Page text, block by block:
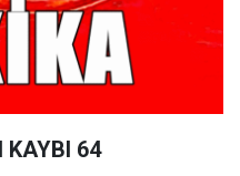
KAYBI 64